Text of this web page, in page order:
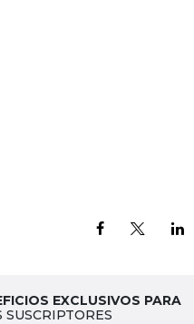
EXCLUSIVOS PARA
SUSCRIPTORES